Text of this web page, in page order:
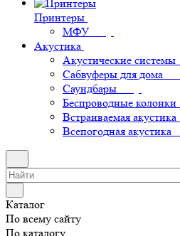
Принтеры
МФУ
Акустика
Акустические системы
Сабвуферы для дома
Саундбары
Беспроводные колонки
Встраиваемая акустика
Всепогодная акустика
Каталог
По всему сайту
По каталогу